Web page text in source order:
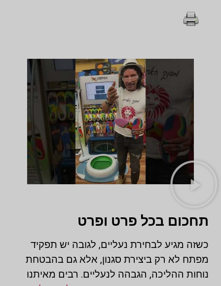
תחכום בכל פרט ופרט
כשזה מגיע לבחירת נעליים, לגובה יש תפקיד
מפתח לא רק ביצירת סגנון, אלא גם בהבטחת
נוחות ההליכה, הגבהה לנעליים. רבים מאיתנו